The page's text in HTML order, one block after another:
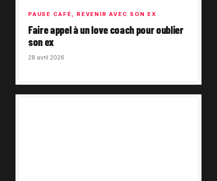
PAUSE CAFÉ REVENIR AVEC SON EX
Faire appel à un love coach pour oublier
son ex
28 avril 2026